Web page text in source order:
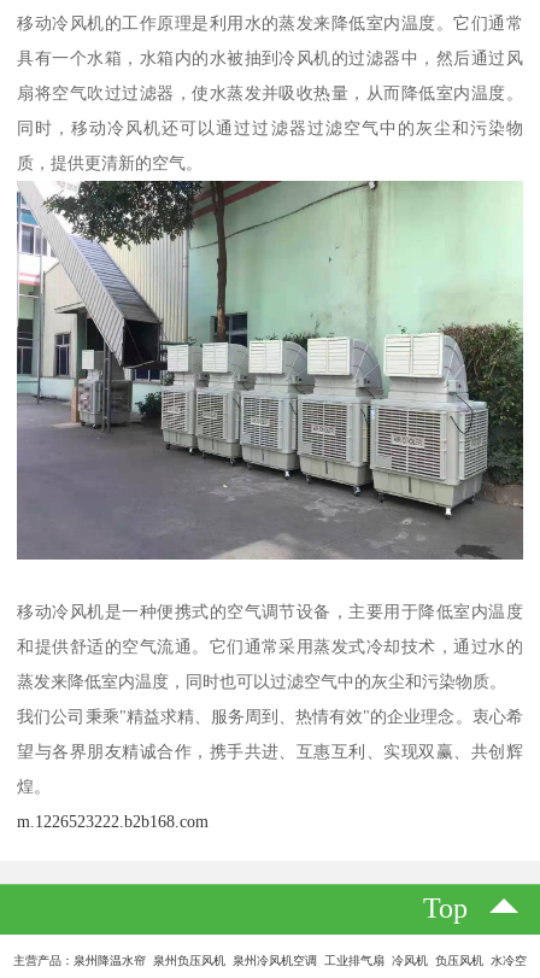
移动冷风机的工作原理是利用水的蒸发来降低室内温度。它们通常
具有一个水箱，水箱内的水被抽到冷风机的过滤器中，然后通过风
扇将空气吹过过滤器，使水蒸发并吸收热量，从而降低室内温度。
同时，移动冷风机还可以通过过滤器过滤空气中的灰尘和污染物
质，提供更清新的空气。
移动冷风机是一种便携式的空气调节设备，主要用于降低室内温度
和提供舒适的空气流通。它们通常采用蒸发式冷却技术，通过水的
蒸发来降低室内温度，同时也可以过滤空气中的灰尘和污染物质。
我们公司秉乘"精益求精、服务周到、热情有效"的企业理念。衷心希
望与各界朋友精诚合作，携手共进、互惠互利、实现双赢、共创辉
煌。
m.1226523222.b2b168.com
Top
主营产品：泉州降温水帘 泉州负压风机 泉州冷风机空调 工业排气扇 冷风机 负压风机 水冷空